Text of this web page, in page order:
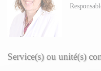
Service(s) ou unité(s)